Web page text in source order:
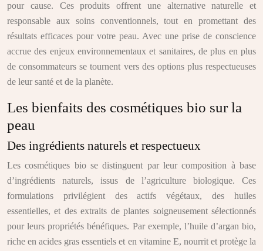
pour cause. Ces produits offrent une alternative naturelle et
responsable aux soins conventionnels, tout en promettant des
résultats efficaces pour votre peau. Avec une prise de conscience
accrue des enjeux environnementaux et sanitaires, de plus en plus
de consommateurs se tournent vers des options plus respectueuses
de leur santé et de la planète.
Les bienfaits des cosmétiques bio sur la
peau
Des ingrédients naturels et respectueux
Les cosmétiques bio se distinguent par leur composition à base
d’ingrédients naturels, issus de l’agriculture biologique. Ces
formulations privilégient des actifs végétaux, des huiles
essentielles, et des extraits de plantes soigneusement sélectionnés
pour leurs propriétés bénéfiques. Par exemple, l’huile d’argan bio,
riche en acides gras essentiels et en vitamine E, nourrit et protège la